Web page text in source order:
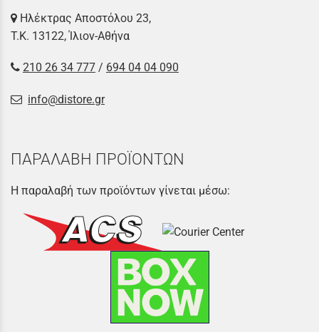
Ηλέκτρας Αποστόλου 23,
Τ.Κ. 13122, Ίλιον-Αθήνα
210 26 34 777 / 694 04 04 090
info@distore.gr
ΠΑΡΑΛΑΒΗ ΠΡΟΪΟΝΤΩΝ
Η παραλαβή των προϊόντων γίνεται μέσω: